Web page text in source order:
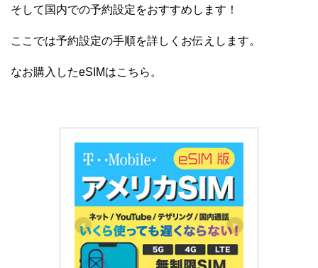
そして国内での予約設定をおすすめします！
ここでは予約設定の手順を詳しくお伝えします。
なお購入したeSIMはこちら。